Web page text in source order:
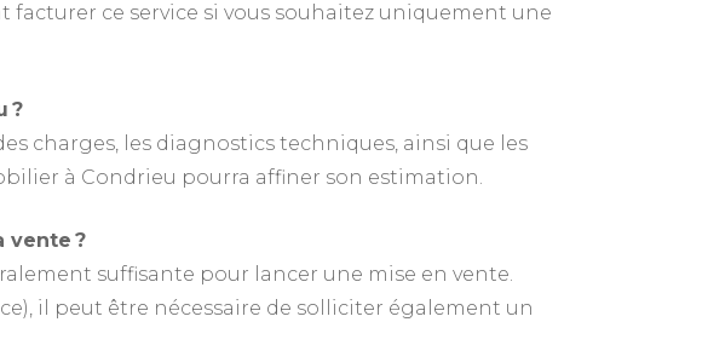
facturer ce service si vous souhaitez uniquement une
?
charges, les diagnostics techniques, ainsi que les
à Condrieu pourra affiner son estimation.
vente ?
suffisante pour lancer une mise en vente.
il peut être nécessaire de solliciter également un